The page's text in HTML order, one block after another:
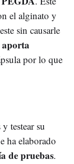
el alginato y
sin causarle
aporta
por lo que
testear su
ha elaborado
de pruebas.